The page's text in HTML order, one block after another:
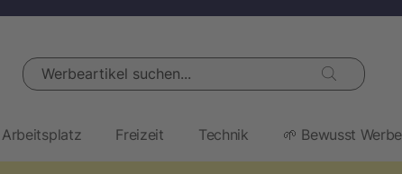
Werbeartikel suchen...
Arbeitsplatz Freizeit Technik 🌱 Bewusst